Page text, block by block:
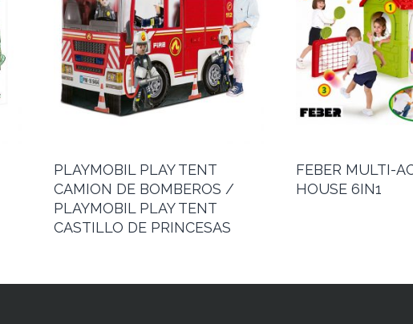
PLAYMOBIL PLAY TENT
CAMION DE BOMBEROS /
PLAYMOBIL PLAY TENT
CASTILLO DE PRINCESAS
FEBER MULTI-
HOUSE 6IN1